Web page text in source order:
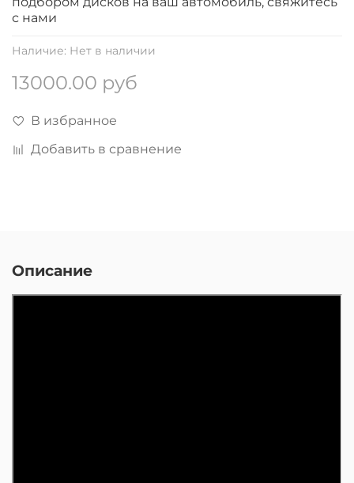
Наличие: Нет в наличии
13000.00 руб
В избранное
Добавить в сравнение
с нами
Описание